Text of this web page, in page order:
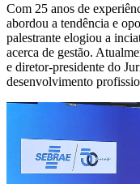
Com 25 anos de
abordou a tendência e
palestrante elogiou a
acerca de gestão.
e diretor-presidente do
desenvolvimento